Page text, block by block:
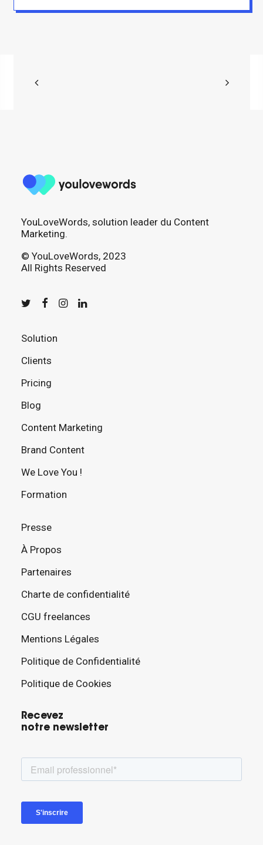
YouLoveWords, solution leader du Content
Marketing.
© YouLoveWords, 2023
All Rights Reserved
Solution
Clients
Pricing
Blog
Content Marketing
Brand Content
We Love You !
Formation
Presse
À Propos
Partenaires
Charte de confidentialité
CGU freelances
Mentions Légales
Politique de Confidentialité
Politique de Cookies
Recevez
notre newsletter